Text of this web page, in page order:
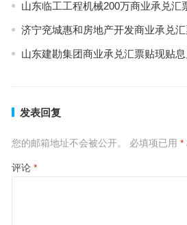
山东临工工程机械200万商业承兑汇
济宁兖城惠和房地产开发商业承兑
山东建勘集团商业承兑汇票贴现贴
发表回复
您的邮箱地址不会被公开。 必填项已用 *
评论 *